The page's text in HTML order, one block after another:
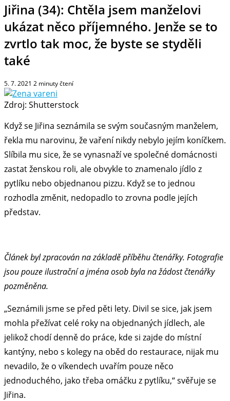
Jiřina (34): Chtěla jsem manželovi
ukázat něco příjemného. Jenže se to
zvrtlo tak moc, že byste se styděli
také
5. 7. 2021 2 minuty čtení
Zdroj: Shutterstock
Když se Jiřina seznámila se svým současným manželem,
řekla mu narovinu, že vaření nikdy nebylo jejím koníčkem.
Slíbila mu sice, že se vynasnaží ve společné domácnosti
zastat ženskou roli, ale obvykle to znamenalo jídlo z
pytlíku nebo objednanou pizzu. Když se to jednou
rozhodla změnit, nedopadlo to zrovna podle jejích
představ.
Článek byl zpracován na základě příběhu čtenářky. Fotografie
jsou pouze ilustrační a jména osob byla na žádost čtenářky
pozměněna.
„Seznámili jsme se před pěti lety. Divil se sice, jak jsem
mohla přežívat celé roky na objednaných jídlech, ale
jelikož chodí denně do práce, kde si zajde do místní
kantýny, nebo s kolegy na oběd do restaurace, nijak mu
nevadilo, že o víkendech uvařím pouze něco
jednoduchého, jako třeba omáčku z pytlíku,“ svěřuje se
Jiřina.